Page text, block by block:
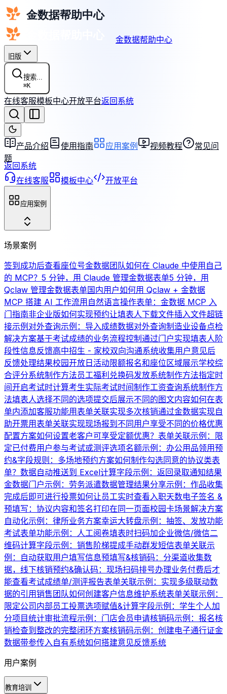
金数据帮助中心
旧版
搜索...
⌘K
在线客服模板中心开放平台返回系统
产品介绍 使用指南 应用案例 视频教程
常见问
题
返回系统
在线客服
模板中心 开放平台
应用案例
场景案例
签到成功后查看座位号金数据团队如何在 Claude 中使用自己
的 MCP？ 5 分钟，用 Claude 管理金数据表单5 分钟，用
Qclaw 管理金数据表单国内用户如何用 Qclaw + 金数据
MCP 搭建 AI 工作流用自然语言操作表单：金数据 MCP 入
门指南非企业版如何实现预约让填表人下载文件插入文件超链
接示例对外查询示例：导入成绩数据对外查询制造业设备点检
解决方案基于考试成绩的业务流程控制通过门户实现填表人阶
段性信息反馈高中招生 - 家校双向沟通系统收集用户意见后
反馈处理结果校园开放日活动限额报名和座位区域展示学校综
合评分系统制作方法员工福利兑换码发放系统制作方法指定时
间开启考试时计算考生实际考试时间制作工资查询系统制作方
法填表人选择不同的选项提交后展示不同的图文内容如何在表
单内添加客服功能用表单关联实现多次核销通过金数据实现自
助开票用表单关联实现现场报到不同用户享受不同的价格优惠
配置方案如何设置老客户可享受定额优惠？ 表单关联示例：限
定已付费用户参与考试或测评选项名额示例：办公用品领用预
约&字段规则：多场地预约方案如何制作勾选同意的协议类表
单？ 数据自动推送到 Excel计算字段示例：返回录取通知结果
金数据门户示例：劳务派遣数据管理结果分享示例：作品收集
完成后即可进行投票如何让员工实时查看入职天数电子签名 &
预填写：协议内容和签名打印在同一页面校园卡场景解决方案
自动化示例：律所业务方案幸运大转盘示例：抽签、发放功能
考试表单功能示例：人工阅卷填表时扫码加企业微信/微信二
维码计算字段示例：销售阶梯提成手动群发短信表单关联示
例：自动获取用户填写信息预填写&核销码：分渠道收集数
据，线下核销预约&确认码：现场扫码排号办理业务付费后才
能查看考试成绩单/测评报告表单关联示例：实现多级联动数
据的引用销售团队如何创建客户信息维护系统表单关联示例：
限定公司内部员工投票选项赋值&计算字段示例：学生个人加
分项目统计审批流程示例：门店会员申请核销码示例：报名核
销检查到整改的完整闭环方案核销码示例：创建电子通行证金
数据带参传入自有系统如何搭建意见反馈系统
用户案例
教育培训